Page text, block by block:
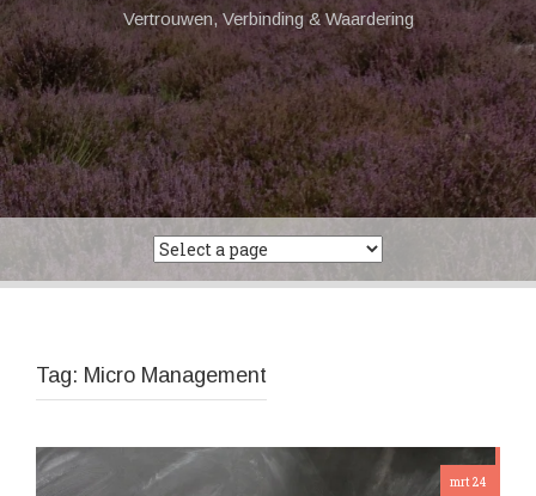
Vertrouwen, Verbinding & Waardering
Tag: Micro Management
mrt 24